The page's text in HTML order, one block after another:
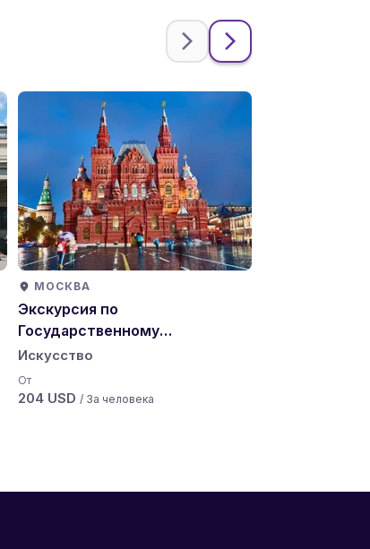
МОСКВА
Экскурсия по
Государственному
Историческому музею
Искусство
От
204 USD / За человека